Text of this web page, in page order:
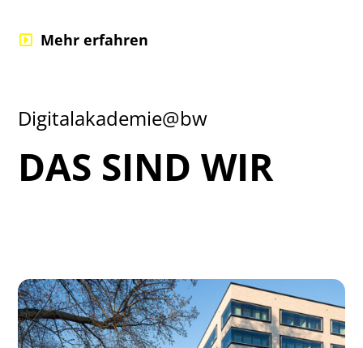
Mehr erfahren
Digitalakademie@bw
DAS SIND WIR